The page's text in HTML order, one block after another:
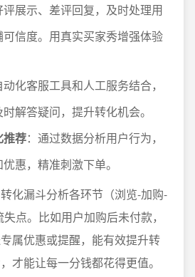
评展示、差评回复，及时处理用
信度。用真实买家秀增强体验
动化客服工具和人工服务结合，
解答疑问，提升转化机会。
推荐：通过数据分析用户行为，
惠，精准刺激下单。
化漏斗分析各环节（浏览-加购-
点。比如用户加购后未付款，
属优惠或提醒，能有效提升转
才能让每一分钱都花得更值。